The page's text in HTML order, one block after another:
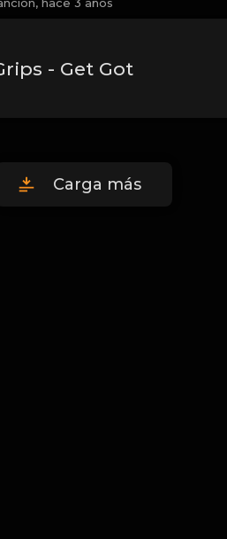
- Get Got
Carga más